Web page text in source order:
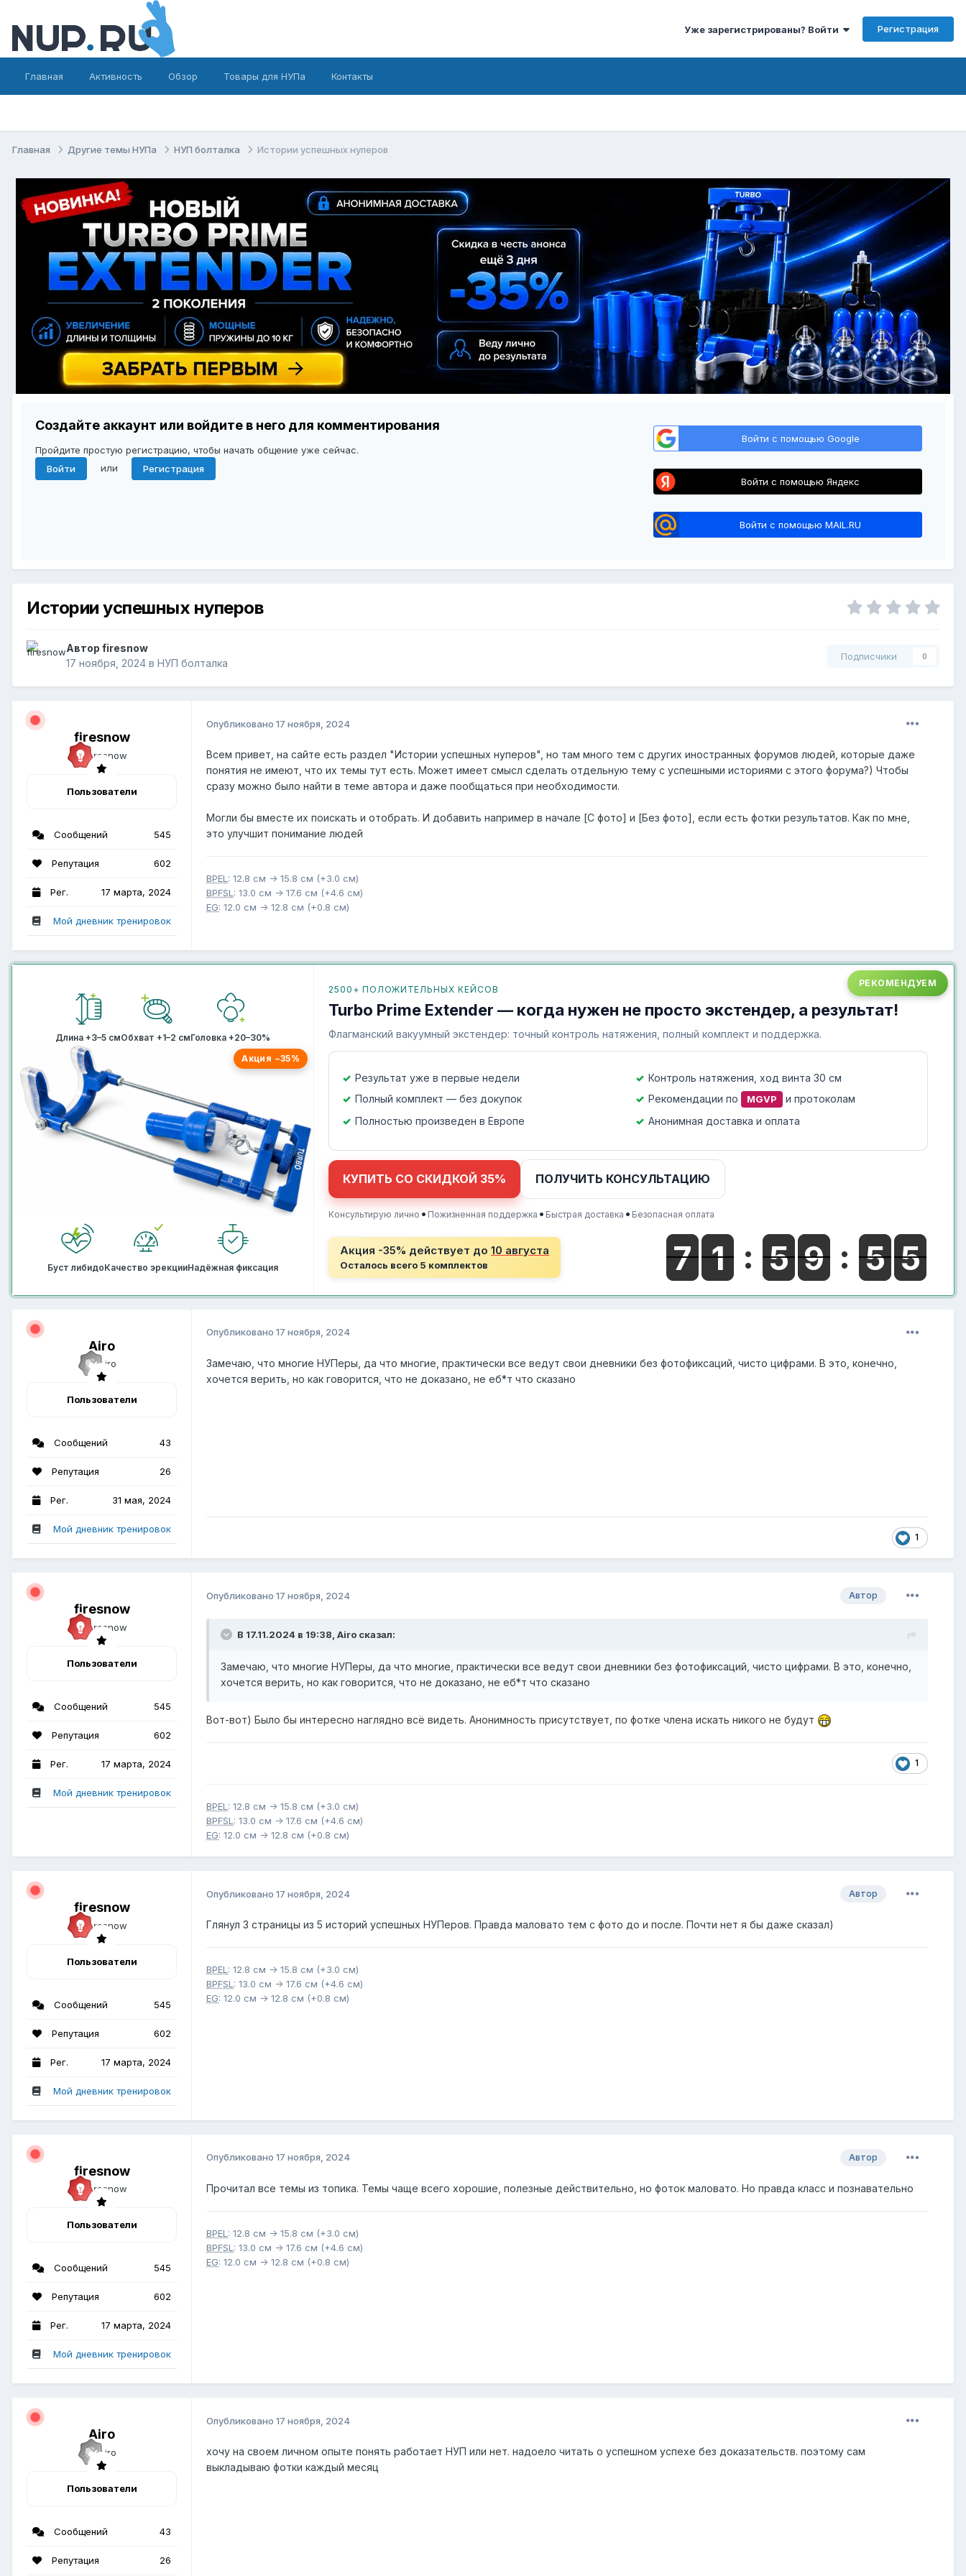
Уже зарегистрированы? Войти Регистрация
Главная Активность Обзор Товары для НУПа Контакты
Главная Другие темы НУПа НУП болталка Истории успешных нуперов
Создайте аккаунт или войдите в него для комментирования
Пройдите простую регистрацию, чтобы начать общение уже сейчас.
Войти
или Регистрация
Войти с помощью Google
Войти с помощью Яндекс
Войти с помощью MAIL.RU
Истории успешных нуперов
Автор firesnow
17 ноября, 2024 в НУП болталка
Подписчики 0
firesnow
Пользователи
Сообщений 545
Репутация 602
Рег. 17 марта, 2024
Мой дневник тренировок
Опубликовано 17 ноября, 2024
Всем привет, на сайте есть раздел "Истории успешных нуперов", но там много тем с других иностранных форумов людей, которые даже
понятия не имеют, что их темы тут есть. Может имеет смысл сделать отдельную тему с успешными историями с этого форума?) Чтобы
сразу можно было найти в теме автора и даже пообщаться при необходимости.
Могли бы вместе их поискать и отобрать. И добавить например в начале [С фото] и [Без фото], если есть фотки результатов. Как по мне,
это улучшит понимание людей
BPEL : 12.8 см -> 15.8 см (+3.0 см)
BPFSL : 13.0 см -> 17.6 см (+4.6 см)
EG: 12.0 см -> 12.8 см (+0.8 см)
Длина +3–5 смОбхват +1–2 смГоловка +20–30%
Акция −35%
Буст либидоКачество эрекцииНадёжная фиксация
РЕКОМЕНДУЕМ
2500+ ПОЛОЖИТЕЛЬНЫХ КЕЙСОВ
Turbo Prime Extender — когда нужен не просто экстендер, а результат!
Флагманский вакуумный экстендер: точный контроль натяжения, полный комплект и поддержка.
Результат уже в первые недели
Контроль натяжения, ход винта 30 см
Полный комплект — без докупок
Рекомендации по MGVP
и протоколам
Полностью произведен в Европе
Анонимная доставка и оплата
КУПИТЬ СО СКИДКОЙ 35% ПОЛУЧИТЬ КОНСУЛЬТАЦИЮ
Консультирую лично • Пожизненная поддержка • Быстрая доставка • Безопасная оплата
Акция -35% действует до 10 августа
Осталось всего 5 комплектов
Airo
Пользователи
Сообщений 43
Репутация 26
Рег. 31 мая, 2024
Мой дневник тренировок
Опубликовано 17 ноября, 2024
Замечаю, что многие НУПеры, да что многие, практически все ведут свои дневники без фотофиксаций, чисто цифрами. В это, конечно,
хочется верить, но как говорится, что не доказано, не еб*т что сказано
1
firesnow
Пользователи
Сообщений 545
Репутация 602
Рег. 17 марта, 2024
Мой дневник тренировок
Автор
Опубликовано 17 ноября, 2024
В 17.11.2024 в 19:38, Airo сказал:
Замечаю, что многие НУПеры, да что многие, практически все ведут свои дневники без фотофиксаций, чисто цифрами. В это, конечно,
хочется верить, но как говорится, что не доказано, не еб*т что сказано
Вот-вот) Было бы интересно наглядно всё видеть. Анонимность присутствует, по фотке члена искать никого не будут
1
BPEL: 12.8 см -> 15.8 см (+3.0 см)
BPFSL: 13.0 см -> 17.6 см (+4.6 см)
EG: 12.0 см -> 12.8 см (+0.8 см)
firesnow
Пользователи
Сообщений 545
Репутация 602
Рег. 17 марта, 2024
Мой дневник тренировок
Автор
Опубликовано 17 ноября, 2024
Глянул 3 страницы из 5 историй успешных НУПеров. Правда маловато тем с фото до и после. Почти нет я бы даже сказал)
BPEL: 12.8 см -> 15.8 см (+3.0 см)
BPFSL: 13.0 см -> 17.6 см (+4.6 см)
EG: 12.0 см -> 12.8 см (+0.8 см)
firesnow
Пользователи
Сообщений 545
Репутация 602
Рег. 17 марта, 2024
Мой дневник тренировок
Автор
Опубликовано 17 ноября, 2024
Прочитал все темы из топика. Темы чаще всего хорошие, полезные действительно, но фоток маловато. Но правда класс и познавательно
BPEL : 12.8 см -> 15.8 см (+3.0 см)
BPFSL : 13.0 см -> 17.6 см (+4.6 см)
EG: 12.0 см -> 12.8 см (+0.8 см)
Airo
Пользователи
Сообщений 43
Репутация 26
Опубликовано 17 ноября, 2024
хочу на своем личном опыте понять работает НУП или нет. надоело читать о успешном успехе без доказательств. поэтому сам
выкладываю фотки каждый месяц